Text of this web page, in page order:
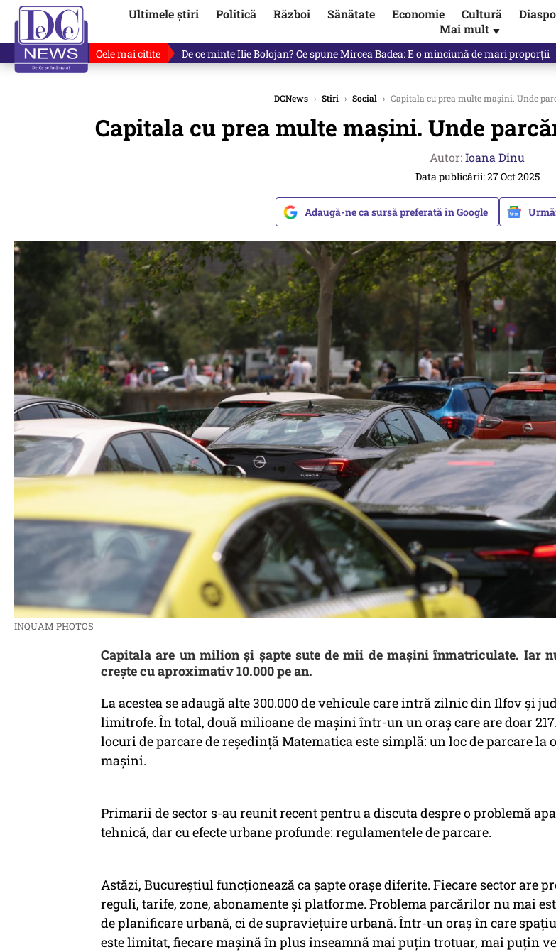
Ultimele știri Politică Război Sănătate Economie Cultură
Mai mult ▼
Cele mai citite De ce a mințit Ilie Bolojan? Victor Ponta ne dă răspunsul
DCNews › Stiri › Social › Capitala cu prea multe mașini. Unde
Capitala cu prea multe mașini. Unde
Autor:Ioana Dinu
Data publicării: 27 Oct 2025
Adaugă-ne ca sursă preferată în Google
INQUAM PHOTOS
Capitala are un milion și șapte sute de mii de mașini înmatriculate. Iar
crește cu aproximativ 10.000 pe an.
La acestea se adaugă alte 300.000 de vehicule care intră zilnic din Ilfov și
limitrofe. În total, două milioane de mașini într-un un oraș care are doar
locuri de parcare de reședință Matematica este simplă: un loc de parcare la
mașini.
Primarii de sector s-au reunit recent pentru a discuta despre o problemă
tehnică, dar cu efecte urbane profunde: regulamentele de parcare.
Astăzi, Bucureștiul funcționează ca șapte orașe diferite. Fiecare sector are
reguli, tarife, zone, abonamente și platforme. Problema parcărilor nu mai
de planificare urbană, ci de supraviețuire urbană. Într-un oraș în care
este limitat, fiecare mașină în plus înseamnă mai puțin trotuar, mai puțin